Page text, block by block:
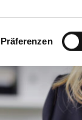
Daten führen
unseren
Funktionen
mittels
erteilte
Präferenzen